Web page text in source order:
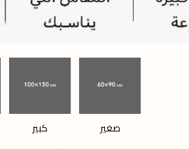
صغير كبير